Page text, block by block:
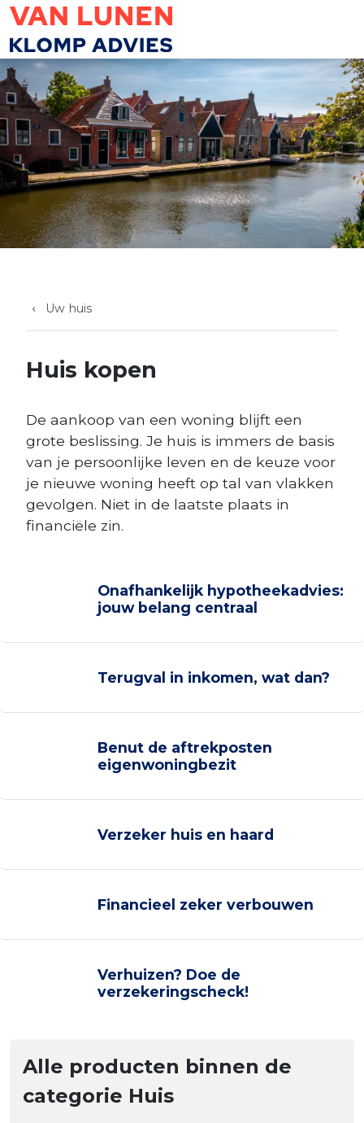
Overslaan en naar de inhoud gaan
Uw huis
Huis kopen
De aankoop van een woning blijft een
grote beslissing. Je huis is immers de basis
van je persoonlijke leven en de keuze voor
je nieuwe woning heeft op tal van vlakken
gevolgen. Niet in de laatste plaats in
financiële zin.
Onafhankelijk hypotheekadvies:
jouw belang centraal
Terugval in inkomen, wat dan?
Benut de aftrekposten
eigenwoningbezit
Verzeker huis en haard
Financieel zeker verbouwen
Verhuizen? Doe de
verzekeringscheck!
Alle producten binnen de
categorie Huis